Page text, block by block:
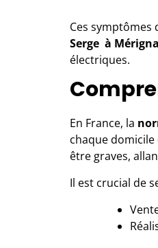
Ces symptômes
Serge à
électriques.
En France, la
chaque
être graves,
Il est crucial de